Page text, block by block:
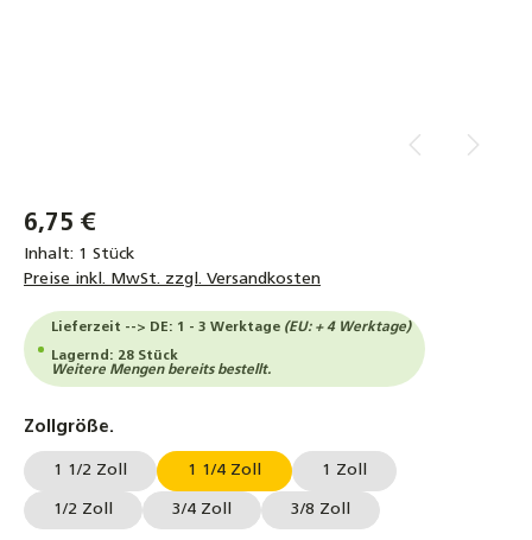
6,75 €
Inhalt: 1 Stück
Preise inkl. MwSt. zzgl. Versandkosten
Lieferzeit --> DE: 1 - 3 Werktage (EU: + 4 Werktage)
Lagernd: 28 Stück
Weitere Mengen bereits bestellt.
Zollgröße.
1 1/2 Zoll 1 1/4 Zoll 1 Zoll
1/2 Zoll 3/4 Zoll 3/8 Zoll